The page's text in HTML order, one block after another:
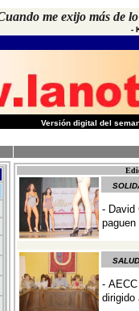
me exijo más de
-
Versión digital del